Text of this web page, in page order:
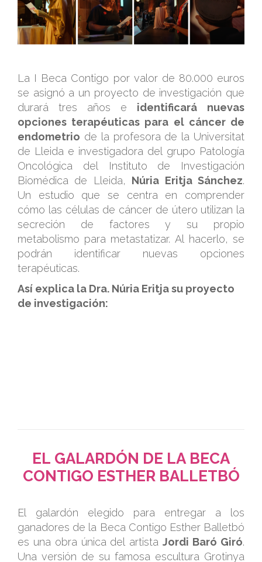
La I Beca Contigo por valor de 80.000 euros
se asignó a un proyecto de investigación que
durará tres años e identificará nuevas
opciones terapéuticas para el cáncer de
endometrio de la profesora de la Universitat
de Lleida e investigadora del grupo Patología
Oncológica del Instituto de Investigación
Biomédica de Lleida, Núria Eritja Sánchez.
Un estudio que se centra en comprender
cómo las células de cáncer de útero utilizan la
secreción de factores y su propio
metabolismo para metastatizar. Al hacerlo, se
podrán identificar nuevas opciones
terapéuticas.
Así explica la Dra. Núria Eritja su proyecto
de investigación:
EL GALARDÓN DE LA BECA
CONTIGO ESTHER BALLETBÓ
El galardón elegido para entregar a los
ganadores de la Beca Contigo Esther Balletbó
es una obra única del artista Jordi Baró Giró.
Una versión de su famosa escultura Grotinya